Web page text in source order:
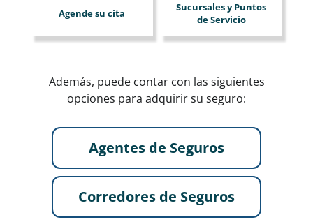
Agende su cita
Sucursales y Puntos
de Servicio
Además, puede contar con las siguientes
opciones para adquirir su seguro:
Agentes de Seguros
Corredores de Seguros